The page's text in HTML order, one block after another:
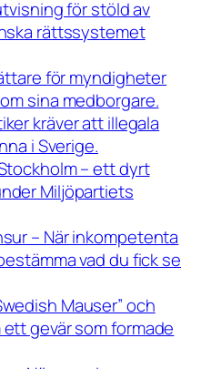
för stöld av
rättssystemet
för myndigheter
sina medborgare.
kräver att illegala
i Sverige.
– ett dyrt
Miljöpartiets
– När inkompetenta
vad du fick se
Mauser” och
gevär som formade